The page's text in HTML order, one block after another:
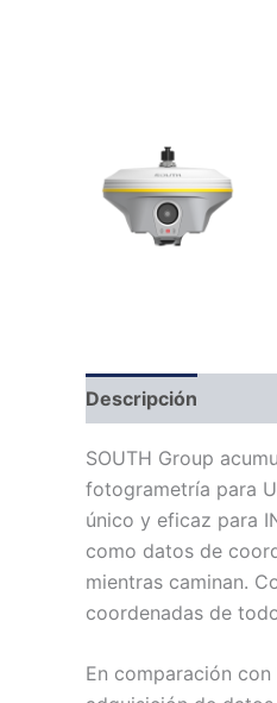
Descripción
SOUTH Group
fotogrametría para
único y eficaz para
como datos de
mientras caminan.
coordenadas de
En comparación